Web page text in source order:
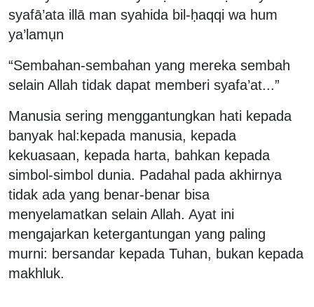
syafā’ata illā man syahida bil-ḥaqqi wa hum
ya’lamụn
“Sembahan-sembahan yang mereka sembah
selain Allah tidak dapat memberi syafa’at...”
Manusia sering menggantungkan hati kepada
banyak hal:kepada manusia, kepada
kekuasaan, kepada harta, bahkan kepada
simbol-simbol dunia. Padahal pada akhirnya
tidak ada yang benar-benar bisa
menyelamatkan selain Allah. Ayat ini
mengajarkan ketergantungan yang paling
murni: bersandar kepada Tuhan, bukan kepada
makhluk.